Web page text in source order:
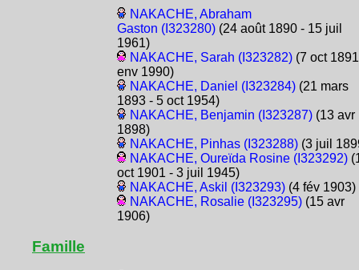
NAKACHE, Abraham
Gaston (I323280)(24 août 1890 - 15 juil
1961)
NAKACHE, Sarah (I323282)(7 oct
env 1990)
NAKACHE, Daniel (I323284)(21 mars
1893 - 5 oct 1954)
NAKACHE, Benjamin (I323287)(13 avr
1898)
NAKACHE, Pinhas (I323288)(3 juil
NAKACHE, Oureïda Rosine (I323292)
oct 1901 - 3 juil 1945)
NAKACHE, Askil (I323293)(4 fév 1903)
NAKACHE, Rosalie (I323295)(15 avr
1906)
Famille